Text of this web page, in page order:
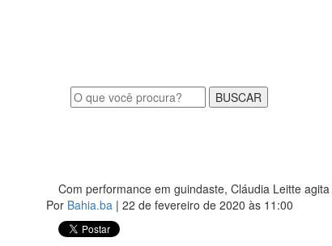
Com performance em guindaste, Cláudia Leitte
Por Bahia.ba | 22 de fevereiro de 2020 às 11:00